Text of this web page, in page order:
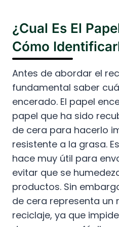
¿Cual Es El
Cómo
Antes de abordar el
fundamental saber
encerado. El papel
papel que ha sido
de cera para hacerlo
resistente a la grasa.
hace muy útil para
evitar que se
productos. Sin
de cera representa un
reciclaje, ya que